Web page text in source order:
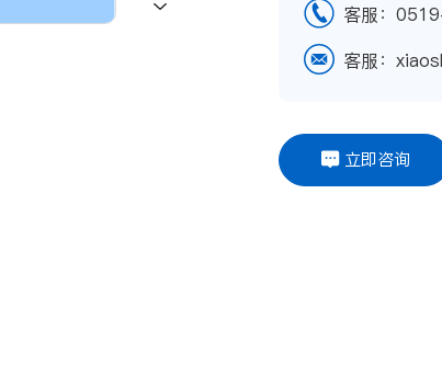
客服：
客服：
立即咨询